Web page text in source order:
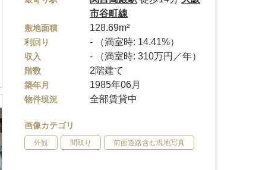
市谷町線
敷地面積 128.69m²
利回り - （満室時: 14.41%）
収入 - （満室時: 310万円／年）
階数 2階建て
築年月 1985年06月
物件現況 全部賃貸中
画像カテゴリ
外観 間取り 前面道路含む現地写真